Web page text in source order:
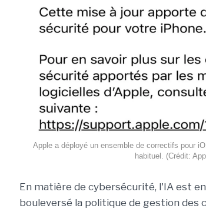
Apple a déployé un ensemble de correctifs pour
habituel. (Crédit:
En matière de cybersécurité, l'IA est
bouleversé la politique de gestion des